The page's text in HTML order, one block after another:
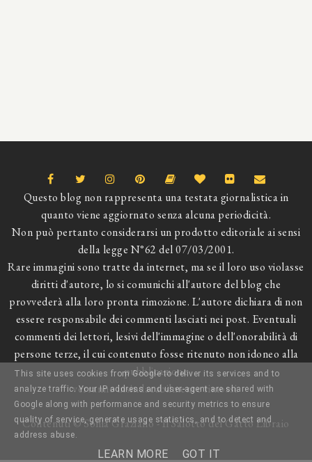
Questo blog non rappresenta una testata giornalistica in
quanto viene aggiornato senza alcuna periodicità.
Non può pertanto considerarsi un prodotto editoriale ai sensi
della legge N°62 del 07/03/2001.
Rare immagini sono tratte da internet, ma se il loro uso violasse
diritti d'autore, lo si comunichi all'autore del blog che
provvederà alla loro pronta rimozione. L'autore dichiara di non
essere responsabile dei commenti lasciati nei post. Eventuali
commenti dei lettori, lesivi dell'immagine o dell'onorabilità di
persone terze, il cui contenuto fosse ritenuto non idoneo alla
pubblicazione
verranno insindacabilmente rimossi.
Contenuti © Sonia Graziano - Il Salotto del Gatto Libraio
This site uses cookies from Google to deliver its services and to
analyze traffic. Your IP address and user-agent are shared with
Google along with performance and security metrics to ensure
quality of service, generate usage statistics, and to detect and
address abuse.
LEARN MORE GOT IT